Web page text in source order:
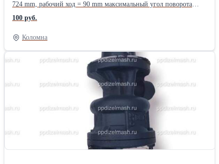
724 mm, рабочий ход = 90 mm максимальный угол поворота
шарнира a1=a2=22° внутренний диаметр трубы и толщина
стенки (dxS) = 71х3 mm применяемая крестовина - 130-2201025-
02 (крепление крышками и болтами) Наружный диаметр
подшипника (D) = 39 mm, диаметр шипа крестовины (d) = 25
mm Расстояние по торцам подшипников (H) = 118 mm,
расстояние по торцам шипов (h) = 108 mm применяемый фланец
- 695Н-2201023 (гладкий, "квадратный") присоединение фланца
- 4 отверстия * (d) = 14 mm, диаметр по центрам
противоположных отверстий (D1) = 120mm, обод (D) = 148 mm,
диаметр буртика (D2) = 95 mm, высота буртика (h) = 2,5 mm
крутящий момент до деформации (Мд) = 4510 Nm крутящий
момент до разрушения (Мр) = 5880 Nm масса карданного вала
(M) = 19,3 kg
100 руб.
Коломна